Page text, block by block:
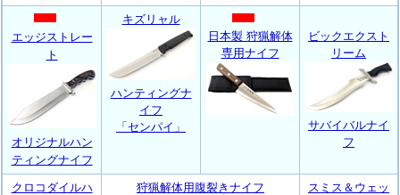
エッジストレー
ト
オリジナルハン
ティングナイフ
キズリャル
ハンティングナ
イフ
「センパイ」
日本製 狩猟解体
専用ナイフ
ビックエクスト
リーム
サバイバルナイ
フ
クロコダイルハ
狩猟解体用腹裂きナイフ
スミス＆ウェッ